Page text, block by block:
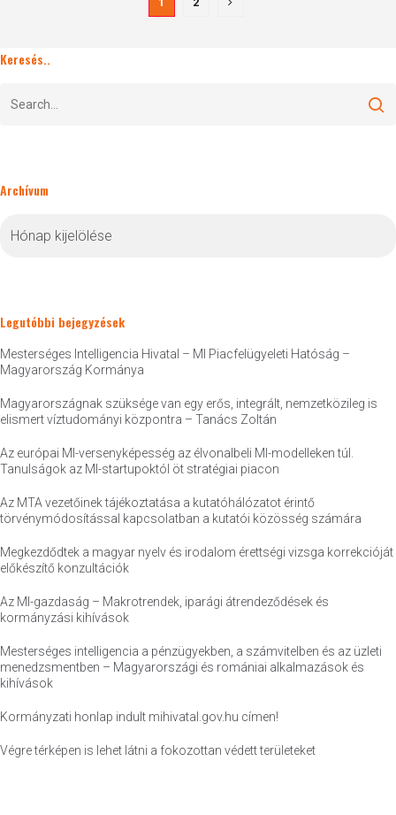
Keresés..
Archívum
Legutóbbi bejegyzések
Mesterséges Intelligencia Hivatal – MI Piacfelügyeleti Hatóság –
Magyarország Kormánya
Magyarországnak szüksége van egy erős, integrált, nemzetközileg is
elismert víztudományi központra – Tanács Zoltán
Az európai MI-versenyképesség az élvonalbeli MI-modelleken túl.
Tanulságok az MI-startupoktól öt stratégiai piacon
Az MTA vezetőinek tájékoztatása a kutatóhálózatot érintő
törvénymódosítással kapcsolatban a kutatói közösség számára
Megkezdődtek a magyar nyelv és irodalom érettségi vizsga korrekcióját
előkészítő konzultációk
Az MI-gazdaság – Makrotrendek, iparági átrendeződések és
kormányzási kihívások
Mesterséges intelligencia a pénzügyekben, a számvitelben és az üzleti
menedzsmentben – Magyarországi és romániai alkalmazások és
kihívások
Kormányzati honlap indult mihivatal.gov.hu címen!
Végre térképen is lehet látni a fokozottan védett területeket